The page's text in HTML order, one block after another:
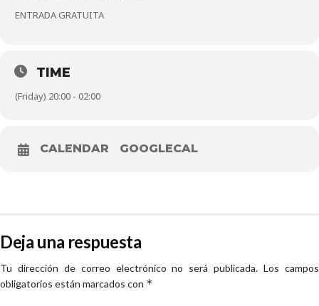
ENTRADA GRATUITA
TIME
(Friday) 20:00 - 02:00
CALENDAR GOOGLECAL
Deja una respuesta
Tu dirección de correo electrónico no será publicada. Los campos
obligatorios están marcados con *